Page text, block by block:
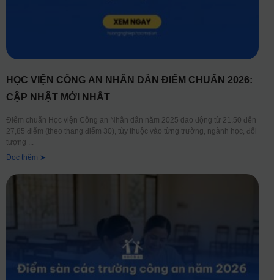
HỌC VIỆN CÔNG AN NHÂN DÂN ĐIỂM CHUẨN 2026:
CẬP NHẬT MỚI NHẤT
Điểm chuẩn Học viện Công an Nhân dân năm 2025 dao động từ 21,50 đến
27,85 điểm (theo thang điểm 30), tùy thuộc vào từng trường, ngành học, đối
tượng
Đọc thêm ➤